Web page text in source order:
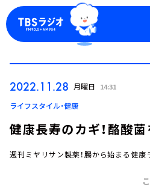
ログイン
2022.11.28 月曜日 14:31
ライフスタイル・健康
健康長寿のカギ！酪酸
週刊ミヤリサン製薬！腸から始まる健康